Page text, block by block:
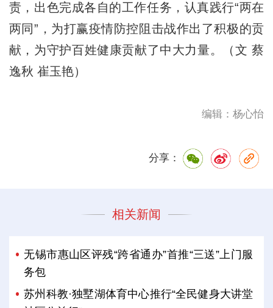
责，出色完成各自的工作任务，认真践行“两在
两同”，为打赢疫情防控阻击战作出了积极的贡
献，为守护百姓健康贡献了中大力量。（文 蔡
逸秋 崔玉艳）
编辑：杨心怡
分享：
相关新闻
无锡市惠山区评残“跨省通办”首推“三送”上门服
务包
苏州科教·独墅湖体育中心推行“全民健身大讲堂